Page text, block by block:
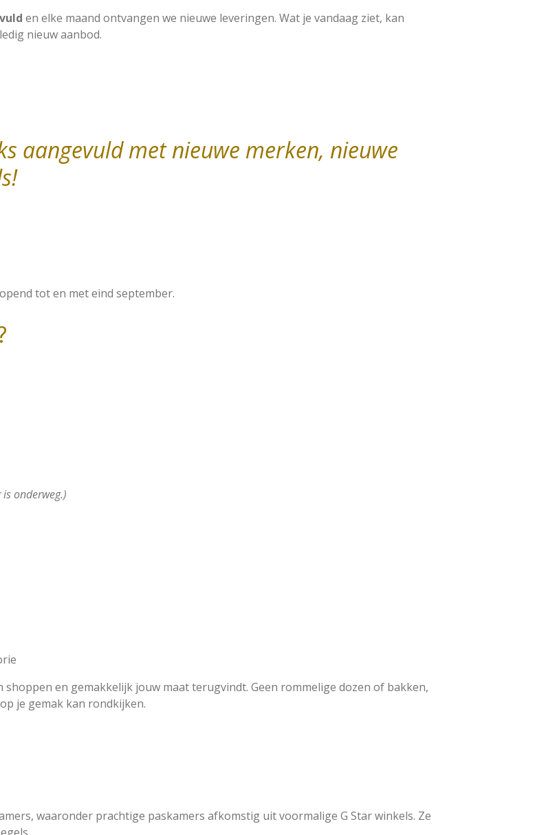
en elke maand ontvangen we nieuwe leveringen. Wat je vandaag ziet, kan
nieuw aanbod.
aangevuld met nieuwe merken, nieuwe
tot en met eind september.
onderweg.)
en gemakkelijk jouw maat terugvindt. Geen rommelige dozen of bakken,
je gemak kan rondkijken.
waaronder prachtige paskamers afkomstig uit voormalige G Star winkels. Ze